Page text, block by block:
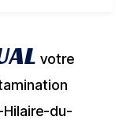
votre
du-